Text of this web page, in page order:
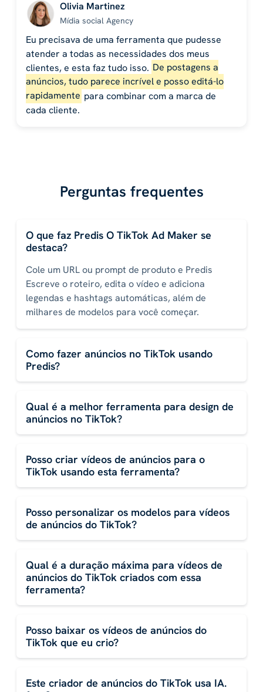
Olivia Martinez
Mídia social Agency
Eu precisava de uma ferramenta que pudesse
atender a todas as necessidades dos meus
clientes, e esta faz tudo isso. De postagens a
anúncios, tudo parece incrível e posso editá-lo
rapidamente para combinar com a marca de
cada cliente.
Perguntas frequentes
O que faz Predis O TikTok Ad Maker se
destaca?
Cole um URL ou prompt de produto e Predis
Escreve o roteiro, edita o vídeo e adiciona
legendas e hashtags automáticas, além de
milhares de modelos para você começar.
Como fazer anúncios no TikTok usando
Predis?
Qual é a melhor ferramenta para design de
anúncios no TikTok?
Posso criar vídeos de anúncios para o
TikTok usando esta ferramenta?
Posso personalizar os modelos para vídeos
de anúncios do TikTok?
Qual é a duração máxima para vídeos de
anúncios do TikTok criados com essa
ferramenta?
Posso baixar os vídeos de anúncios do
TikTok que eu crio?
Este criador de anúncios do TikTok usa IA.